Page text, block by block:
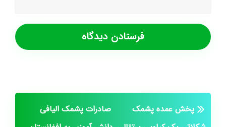
پخش عمده پشمک
صادرات پشمک الیافی